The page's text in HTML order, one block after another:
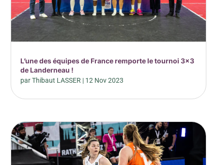
L’une des équipes de France remporte le tournoi 3×3
de Landerneau !
parThibaut LASSER | 12 Nov 2023